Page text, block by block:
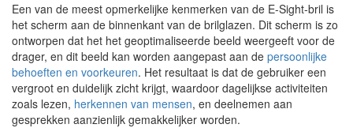
Een van de meest opmerkelijke kenmerken van de E-Sight-bril is
het scherm aan de binnenkant van de brilglazen. Dit scherm is zo
ontworpen dat het het geoptimaliseerde beeld weergeeft voor de
drager, en dit beeld kan worden aangepast aan de persoonlijke
behoeften en voorkeuren. Het resultaat is dat de gebruiker een
vergroot en duidelijk zicht krijgt, waardoor dagelijkse activiteiten
zoals lezen, herkennen van mensen, en deelnemen aan
gesprekken aanzienlijk gemakkelijker worden.